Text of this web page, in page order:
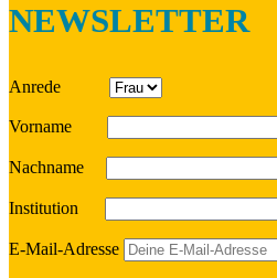
NEWSLETTER
Anrede
Vorname
Nach­name
Insti­tu­tion
E‑Mail-Adresse